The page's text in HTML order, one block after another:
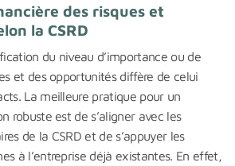
des risques et
la CSRD
du niveau d’importance ou de
et des opportunités diffère de celui
La meilleure pratique pour un
robuste est de s’aligner avec les
de la CSRD et de s’appuyer les
à l’entreprise déjà existantes. En effet,